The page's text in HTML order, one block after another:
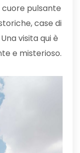
pulsante
case di
visita qui è
e misterioso.